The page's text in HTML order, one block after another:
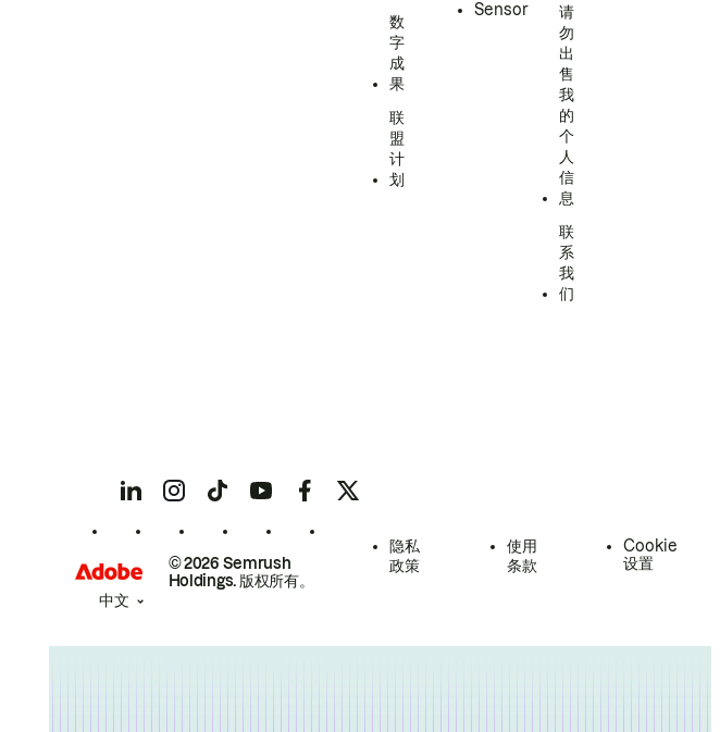
数
字
成
果
联
盟
计
划
Sensor
请
勿
出
售
我
的
个
人
信
息
联
系
我
们
© 2026 Semrush
Holdings. 版权所有。
隐私
政策
使用
条款
Cookie
设置
中文